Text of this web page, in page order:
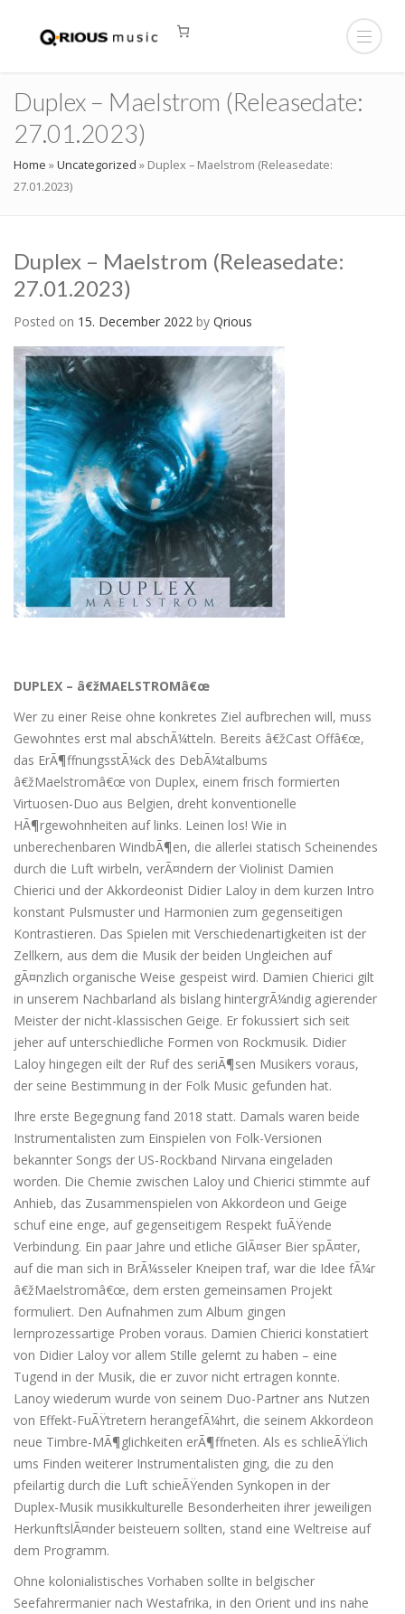
Duplex – Maelstrom (Releasedate:
27.01.2023)
Home »Uncategorized » Duplex – Maelstrom (Releasedate:
27.01.2023)
Duplex – Maelstrom (Releasedate:
27.01.2023)
Posted on 15. December 2022 by Qrious
DUPLEX – â€žMAELSTROMâ€œ
Wer zu einer Reise ohne konkretes Ziel aufbrechen will, muss
Gewohntes erst mal abschÃ¼tteln. Bereits â€žCast Offâ€œ,
das ErÃ¶ffnungsstÃ¼ck des DebÃ¼talbums
â€žMaelstromâ€œ von Duplex, einem frisch formierten
Virtuosen-Duo aus Belgien, dreht konventionelle
HÃ¶rgewohnheiten auf links. Leinen los! Wie in
unberechenbaren WindbÃ¶en, die allerlei statisch Scheinendes
durch die Luft wirbeln, verÃ¤ndern der Violinist Damien
Chierici und der Akkordeonist Didier Laloy in dem kurzen Intro
konstant Pulsmuster und Harmonien zum gegenseitigen
Kontrastieren. Das Spielen mit Verschiedenartigkeiten ist der
Zellkern, aus dem die Musik der beiden Ungleichen auf
gÃ¤nzlich organische Weise gespeist wird. Damien Chierici gilt
in unserem Nachbarland als bislang hintergrÃ¼ndig agierender
Meister der nicht-klassischen Geige. Er fokussiert sich seit
jeher auf unterschiedliche Formen von Rockmusik. Didier
Laloy hingegen eilt der Ruf des seriÃ¶sen Musikers voraus,
der seine Bestimmung in der Folk Music gefunden hat.
Ihre erste Begegnung fand 2018 statt. Damals waren beide
Instrumentalisten zum Einspielen von Folk-Versionen
bekannter Songs der US-Rockband Nirvana eingeladen
worden. Die Chemie zwischen Laloy und Chierici stimmte auf
Anhieb, das Zusammenspielen von Akkordeon und Geige
schuf eine enge, auf gegenseitigem Respekt fuÃŸende
Verbindung. Ein paar Jahre und etliche GlÃ¤ser Bier spÃ¤ter,
auf die man sich in BrÃ¼sseler Kneipen traf, war die Idee fÃ¼r
â€žMaelstromâ€œ, dem ersten gemeinsamen Projekt
formuliert. Den Aufnahmen zum Album gingen
lernprozessartige Proben voraus. Damien Chierici konstatiert
von Didier Laloy vor allem Stille gelernt zu haben – eine
Tugend in der Musik, die er zuvor nicht ertragen konnte.
Lanoy wiederum wurde von seinem Duo-Partner ans Nutzen
von Effekt-FuÃŸtretern herangefÃ¼hrt, die seinem Akkordeon
neue Timbre-MÃ¶glichkeiten erÃ¶ffneten. Als es schlieÃŸlich
ums Finden weiterer Instrumentalisten ging, die zu den
pfeilartig durch die Luft schieÃŸenden Synkopen in der
Duplex-Musik musikkulturelle Besonderheiten ihrer jeweiligen
HerkunftslÃ¤nder beisteuern sollten, stand eine Weltreise auf
dem Programm.
Ohne kolonialistisches Vorhaben sollte in belgischer
Seefahrermanier nach Westafrika, in den Orient und ins nahe